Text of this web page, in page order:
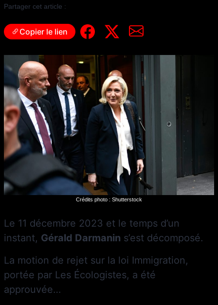
Partager cet article :
Copier le lien
Crédits photo : Shutterstock
Le 11 décembre 2023 et le temps d’un
instant, Gérald Darmanin s’est décomposé.
La motion de rejet sur la loi Immigration,
portée par Les Écologistes, a été
approuvée…